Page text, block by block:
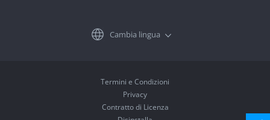
Cambia lingua
Termini e Condizioni
Privacy
Contratto di Licenza